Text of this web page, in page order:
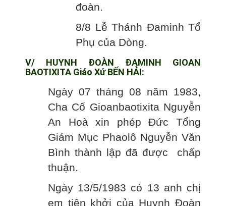
đoàn.
8/8 Lễ Thánh Đaminh Tổ
Phụ của Dòng.
V/ HUYNH ĐOÀN ĐAMINH GIOAN
BAOTIXITA Giáo Xứ BẾN HẢI:
Ngày 07 tháng 08 năm 1983,
Cha Cố Gioanbaotixita Nguyễn
An Hoà xin phép Đức Tổng
Giám Mục Phaolô Nguyễn Văn
Bình thành lập đã được chấp
thuận.
Ngày 13/5/1983 có 13 anh chị
em tiên khởi của Huynh Đoàn